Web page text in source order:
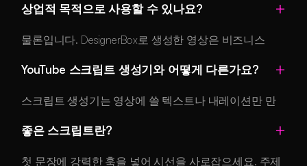
다. 무료 계정에는 하루 영상 생성 횟수에 제한이 있으
다.
상업적 목적으로 사용할 수 있나요?
물론입니다. DesignerBox로 생성한 영상은 비즈니스
등 모든 상업적 목적에 사용할 수 있습니다. 생성된 모든
YouTube 스크립트 생성기와 어떻게 다른가요?
스크립트 생성기는 영상에 쓸 텍스트나 내레이션만 만
다. 저희 AI YouTube Shorts 생성기는 비주얼, 내레이션,
좋은 스크립트란?
첫 문장에 강력한 훅을 넣어 시선을 사로잡으세요. 주제